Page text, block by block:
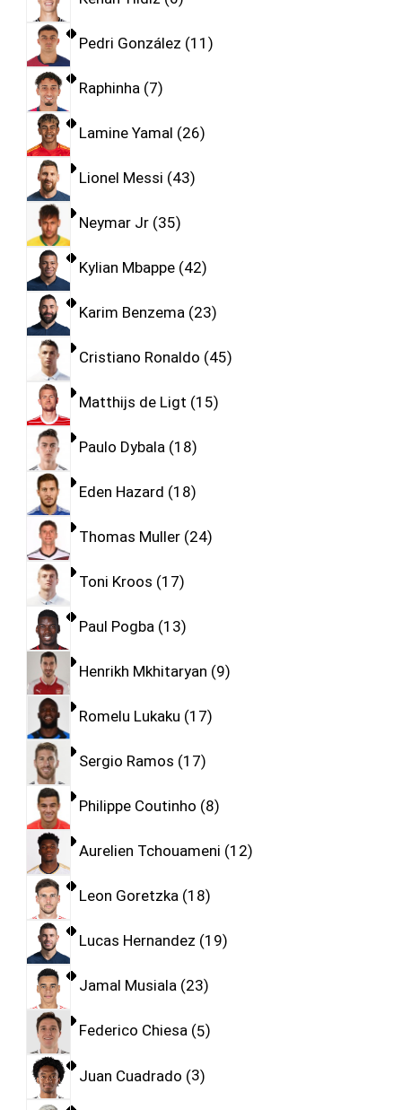
Pedri González 11
Raphinha 7
Lamine Yamal 26
Lionel Messi 43
Neymar Jr 35
Kylian Mbappe 42
Karim Benzema 23
Cristiano Ronaldo 45
Matthijs de Ligt 15
Paulo Dybala 18
Eden Hazard 18
Thomas Muller 24
Toni Kroos 17
Paul Pogba 13
Henrikh Mkhitaryan 9
Romelu Lukaku 17
Sergio Ramos 17
Philippe Coutinho 8
Aurelien Tchouameni 12
Leon Goretzka 18
Lucas Hernandez 19
Jamal Musiala 23
Federico Chiesa 5
Juan Cuadrado 3